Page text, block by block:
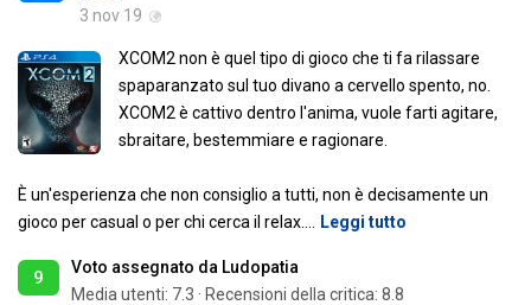
3 nov 19
XCOM2 non è quel tipo di gioco che ti fa rilassare
spaparanzato sul tuo divano a cervello spento, no.
XCOM2 è cattivo dentro l'anima, vuole farti agitare,
sbraitare, bestemmiare e ragionare.
È un'esperienza che non consiglio a tutti, non è decisamente un
gioco per casual o per chi cerca il relax.
Leggi tutto
9
Voto assegnato da Ludopatia
Media utenti: 7.3 · Recensioni della critica: 8.8